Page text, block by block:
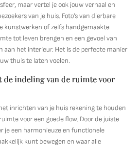
maar vertel je ook jouw verhaal en
van je huis. Foto’s van dierbare
kunstwerken of zelfs handgemaakte
tot leven brengen en een gevoel van
aan het interieur. Het is de perfecte manier
thuis te laten voelen.
de indeling van de ruimte voor
inrichten van je huis rekening te houden
voor een goede flow. Door de juiste
je een harmonieuze en functionele
kunt bewegen en waar alle